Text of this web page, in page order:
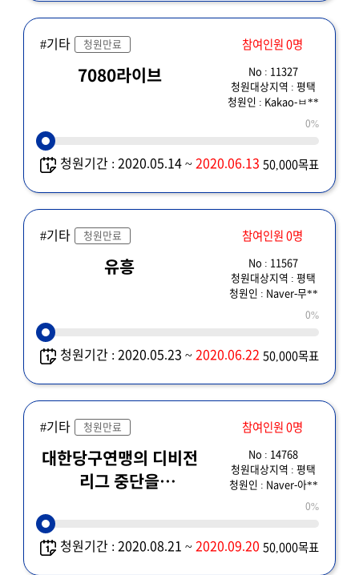
#기타 청원만료 참여인원 0명
7080라이브
No : 11327
청원대상지역 : 평택
청원인 : Kakao-ㅂ**
0%
청원기간 : 2020.05.14 ~2020.06.13 50,000목표
#기타 청원만료 참여인원 0명
유흥
No : 11567
청원대상지역 : 평택
청원인 : Naver-무**
0%
청원기간 : 2020.05.23 ~2020.06.22 50,000목표
#기타 청원만료 참여인원 0명
대한당구연맹의 디비전
리그 중단을
No : 14768
청원대상지역 : 평택
청원인 : Naver-아**
0%
청원기간 : 2020.08.21 ~2020.09.20 50,000목표